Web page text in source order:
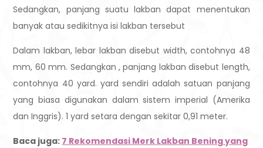
Sedangkan, panjang suatu lakban dapat menentukan
banyak atau sedikitnya isi lakban tersebut
Dalam lakban, lebar lakban disebut width, contohnya 48
mm, 60 mm. Sedangkan , panjang lakban disebut length,
contohnya 40 yard. yard sendiri adalah satuan panjang
yang biasa digunakan dalam sistem imperial (Amerika
dan Inggris). 1 yard setara dengan sekitar 0,91 meter.
Baca juga: 7 Rekomendasi Merk Lakban Bening yang